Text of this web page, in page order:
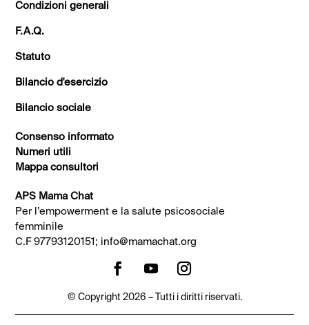
Condizioni generali
F.A.Q.
Statuto
Bilancio d'esercizio
Bilancio sociale
Consenso informato
Numeri utili
Mappa consultori
APS Mama Chat
Per l’empowerment e la salute psicosociale
femminile
C.F 97793120151; info@mamachat.org
© Copyright 2026 – Tutti i diritti riservati.